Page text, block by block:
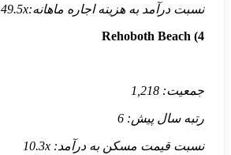
نسبت درآمد به هزینه اجاره ماهانه:49.5x
4)
Rehoboth Beach
جمعیت: 1,218
رتبه سال پیش: 6
نسبت قیمت مسکن به درآمد: 10.3x